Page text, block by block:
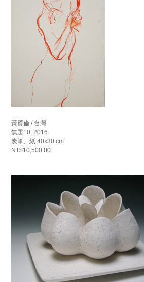
黃贊倫 / 台灣
無題10, 2016
炭筆、紙 40x30 cm
NT$10,500.00